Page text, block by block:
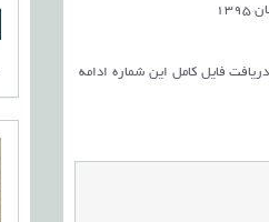
فایل کامل این شماره ادامه